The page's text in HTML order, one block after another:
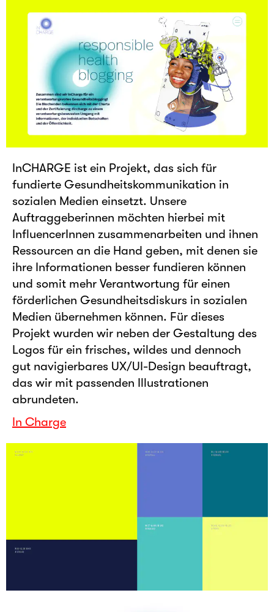
InCHARGE ist ein Projekt, das sich für
fundierte Gesundheitskommunikation in
sozialen Medien einsetzt. Unsere
Auftraggeberinnen möchten hierbei mit
InfluencerInnen zusammenarbeiten und ihnen
Ressourcen an die Hand geben, mit denen sie
ihre Informationen besser fundieren können
und somit mehr Verantwortung für einen
förderlichen Gesundheitsdiskurs in sozialen
Medien übernehmen können. Für dieses
Projekt wurden wir neben der Gestaltung des
Logos für ein frisches, wildes und dennoch
gut navigierbares UX/UI-Design beauftragt,
das wir mit passenden Illustrationen
abrundeten.
In Charge